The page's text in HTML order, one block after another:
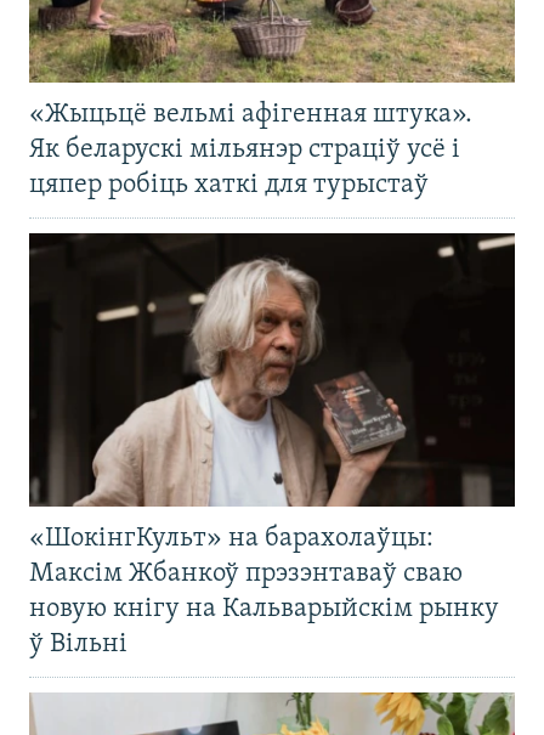
«Жыцьцё вельмі афігенная штука».
Як беларускі мільянэр страціў усё і
цяпер робіць хаткі для турыстаў
«ШокінгКульт» на барахолаўцы:
Максім Жбанкоў прэзэнтаваў сваю
новую кнігу на Кальварыйскім рынку
ў Вільні